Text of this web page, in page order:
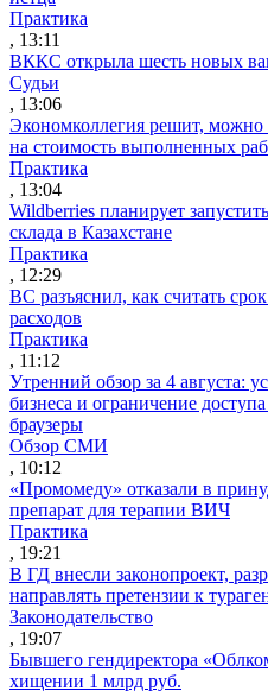
Практика
, 13:11
ВККС открыла шесть новых
Судьи
, 13:06
Экономколлегия решит,
на стоимость выполненных
Практика
, 13:04
Wildberries планирует
склада в Казахстане
Практика
, 12:29
ВС разъяснил, как считать
расходов
Практика
, 11:12
Утренний обзор за 4 августа:
бизнеса и ограничение
браузеры
Обзор СМИ
, 10:12
«Промомеду» отказали в
препарат для терапии ВИЧ
Практика
, 19:21
В ГД внесли законопроект,
направлять претензии к
Законодательство
, 19:07
Бывшего гендиректора
хищении 1 млрд руб.